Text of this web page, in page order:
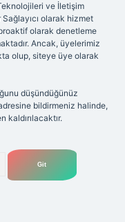
ve İletişim
olarak hizmet
olarak denetleme
Ancak, üyelerimiz
olup, siteye üye olarak
düşündüğünüz
bildirmeniz halinde,